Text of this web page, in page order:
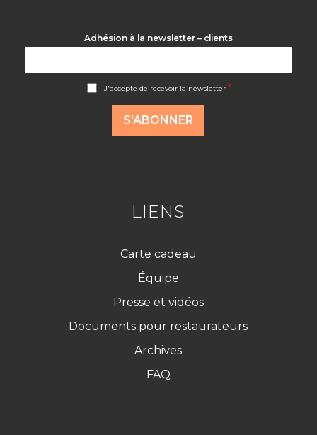
Adhésion à la newsletter – clients
J'accepte de recevoir la newsletter*
S'ABONNER
LIENS
Carte cadeau
Équipe
Presse et vidéos
Documents pour restaurateurs
Archives
FAQ